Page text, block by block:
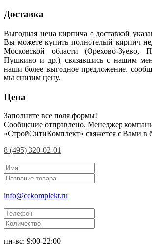
Доставка
Выгодная цена кирпича с доставкой
Вы можете купить полнотелый кирпич
Московской области (Орехово-Зуево,
Пушкино и др.), связавшись с нашим
наши более выгодное предложение,
мы снизим цену.
Цена
Заполните все поля формы!
Сообщение отправлено. Менеджер
«СтройСитиКомплект» свяжется с Вами в
8 (495) 320-02-01
info@cckomplekt.ru
пн-вс: 9:00-22:00